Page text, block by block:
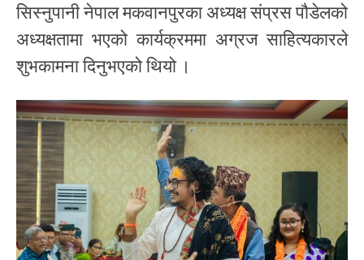
सिस्नुपानी नेपाल मकवानपुरका अध्यक्ष संप्रस पौडेलको
अध्यक्षतामा भएको कार्यक्रममा अग्रज साहित्यकारले
शुभकामना दिनुभएको थियो ।